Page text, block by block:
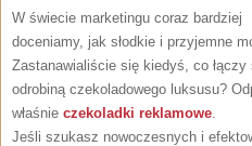
W świecie marketingu coraz bardziej
doceniamy, jak słodkie i przyjemne
Zastanawialiście się kiedyś, co
odrobiną czekoladowego luksusu?
właśnie czekoladki reklamowe.
Jeśli szukasz nowoczesnych i